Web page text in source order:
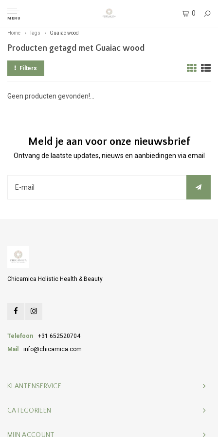
MENU
0
Home Tags Guaiac wood
Producten getagd met Guaiac wood
Filters
Geen producten gevonden!...
Meld je aan voor onze nieuwsbrief
Ontvang de laatste updates, nieuws en aanbiedingen via email
Chicamica Holistic Health & Beauty
Telefoon
+31 652520704
Mail
info@chicamica.com
KLANTENSERVICE
CATEGORIEËN
MIJN ACCOUNT